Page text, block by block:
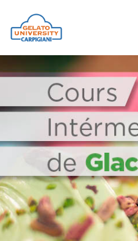
L'ÉCOLE
COURS EN
COURS
CONSEILS
CONTACTS